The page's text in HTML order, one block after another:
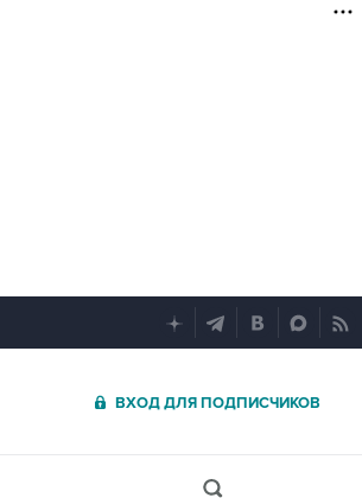
ВХОД ДЛЯ ПОДПИСЧИКОВ